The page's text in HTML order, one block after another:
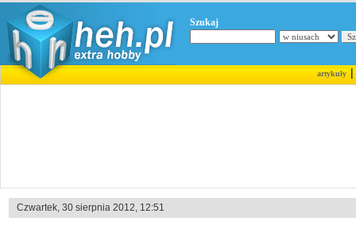
Szukaj
artykuły|
Czwartek, 30 sierpnia 2012, 12:51